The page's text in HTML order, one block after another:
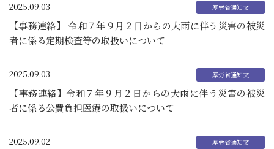
2025.09.03
【事務連絡】 令和７年９月２日からの大雨に伴う災害の被災
者に係る定期検査等の取扱いについて
2025.09.03
【事務連絡】令和７年９月２日からの大雨に伴う災害の被災
者に係る公費負担医療の取扱いについて
2025.09.02